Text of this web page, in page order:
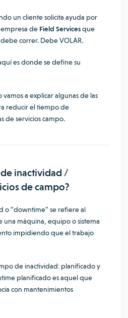
un cliente solicita ayuda por
de Field Servicesque
correr. Debe VOLAR.
es donde se define su
vamos a explicar algunas de las
reducir el tiempo de
de servicios campo.
inactividad /
de campo?
o “downtime” se refiere al
máquina, equipo o sistema
impidiendo que el trabajo
de inactividad: planificado y
planificado es aquel que
con mantenimientos